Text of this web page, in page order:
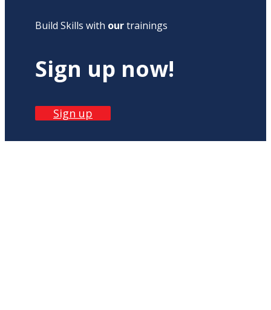
Build Skills with ourtrainings
Sign up now!
Sign up